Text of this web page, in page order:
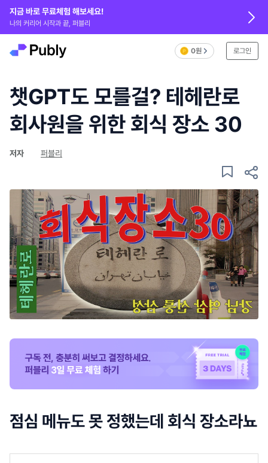
지금 바로 무료체험 해보세요!
나의 커리어 시작과 끝, 퍼블리
0원 로그인
챗GPT도 모를걸? 테헤란로
회사원을 위한 회식 장소 30
저자 퍼블리
점심 메뉴도 못 정했는데 회식 장소라뇨